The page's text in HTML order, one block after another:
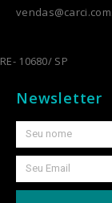
RE- 10680/ SP
Newsletter